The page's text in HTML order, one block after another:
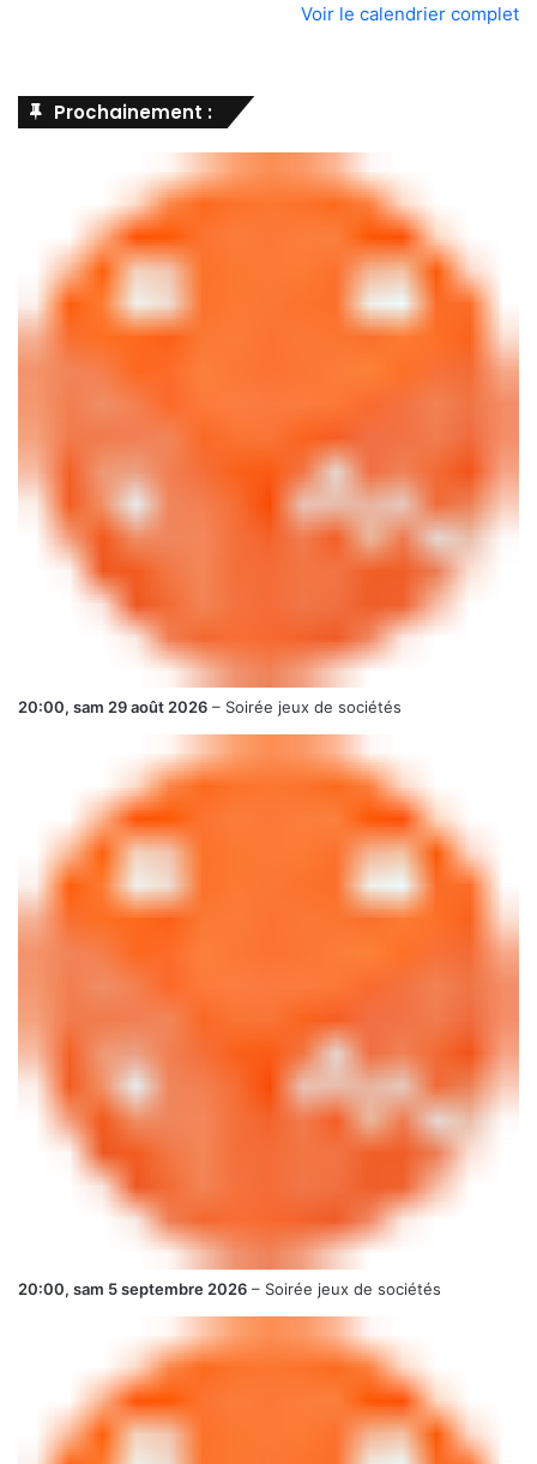
Voir le calendrier complet
Prochainement :
20:00, sam 29 août 2026 – Soirée jeux de sociétés
20:00, sam 5 septembre 2026 – Soirée jeux de sociétés